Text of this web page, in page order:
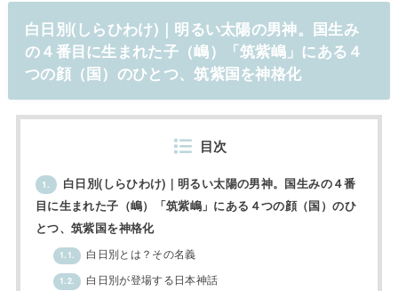
白日別(しらひわけ)｜明るい太陽の男神。国生み
の４番目に生まれた子（嶋）「筑紫嶋」にある４
つの顔（国）のひとつ、筑紫国を神格化
目次
1.
白日別(しらひわけ)｜明るい太陽の男神。国生みの４番
目に生まれた子（嶋）「筑紫嶋」にある４つの顔（国）のひ
とつ、筑紫国を神格化
1.1. 白日別とは？その名義
1.2. 白日別が登場する日本神話